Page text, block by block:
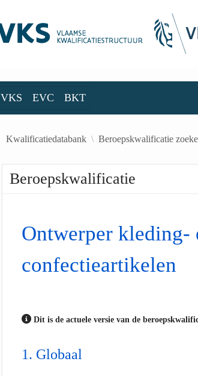
VKS EVC BKT
Kwalificatiedatabank Beroepskwalificatie
Beroepskwalificatie
Ontwerper kleding-
confectieartikelen
Dit is de actuele versie van de
Globaal